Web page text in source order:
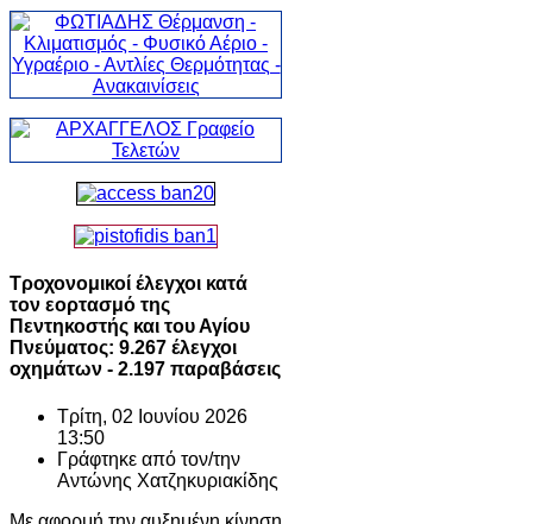
Τροχονομικοί έλεγχοι κατά
τον εορτασμό της
Πεντηκοστής και του Αγίου
Πνεύματος: 9.267 έλεγχοι
οχημάτων - 2.197 παραβάσεις
Τρίτη, 02 Ιουνίου 2026
13:50
Γράφτηκε από τον/την
Αντώνης Χατζηκυριακίδης